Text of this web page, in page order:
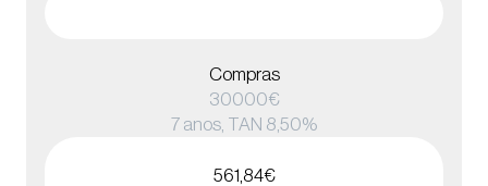
Compras
30000€
7 anos, TAN 8,50%
561,84€